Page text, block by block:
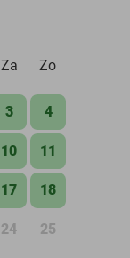
Za Zo
3 4
10 11
17 18
24 25